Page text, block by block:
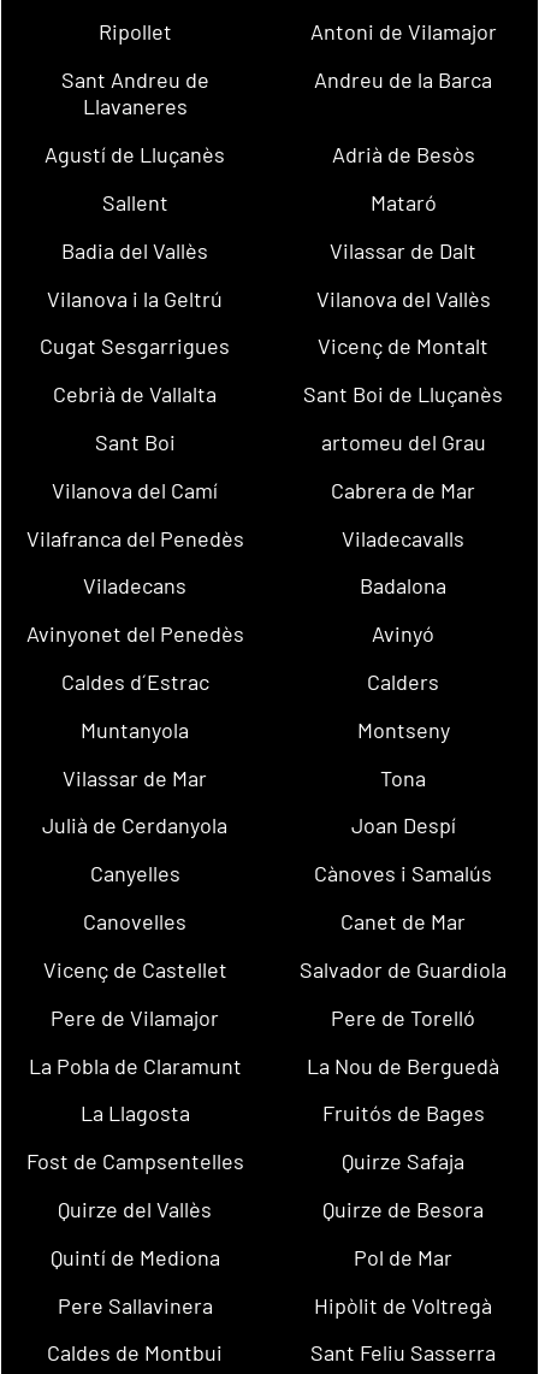
Ripollet
Antoni de Vilamajor
Sant Andreu de
Llavaneres
Andreu de la Barca
Agustí de Lluçanès
Adrià de Besòs
Sallent
Mataró
Badia del Vallès
Vilassar de Dalt
Vilanova i la Geltrú
Vilanova del Vallès
Cugat Sesgarrigues
Vicenç de Montalt
Cebrià de Vallalta
Sant Boi de Lluçanès
Sant Boi
artomeu del Grau
Vilanova del Camí
Cabrera de Mar
Vilafranca del Penedès
Viladecavalls
Viladecans
Badalona
Avinyonet del Penedès
Avinyó
Caldes d´Estrac
Calders
Muntanyola
Montseny
Vilassar de Mar
Tona
Julià de Cerdanyola
Joan Despí
Canyelles
Cànoves i Samalús
Canovelles
Canet de Mar
Vicenç de Castellet
Salvador de Guardiola
Pere de Vilamajor
Pere de Torelló
La Pobla de Claramunt
La Nou de Berguedà
La Llagosta
Fruitós de Bages
Fost de Campsentelles
Quirze Safaja
Quirze del Vallès
Quirze de Besora
Quintí de Mediona
Pol de Mar
Pere Sallavinera
Hipòlit de Voltregà
Caldes de Montbui
Sant Feliu Sasserra